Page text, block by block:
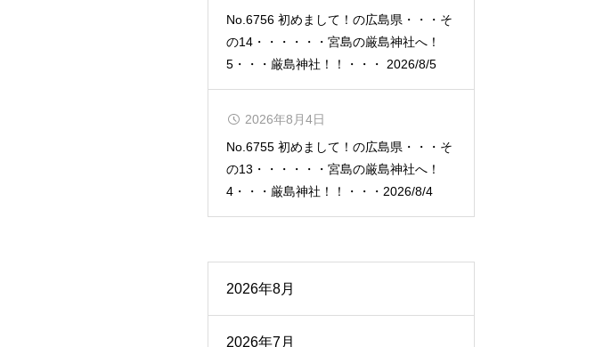
No.6756 初めまして！の広島県・・・そ
の14・・・・・・宮島の厳島神社へ！
5・・・厳島神社！！・・・ 2026/8/5
No.6755 初めまして！の広島県・・・そ
の13・・・・・・宮島の厳島神社へ！
4・・・厳島神社！！・・・2026/8/4
2026年8月4日
2026年8月
2026年7月